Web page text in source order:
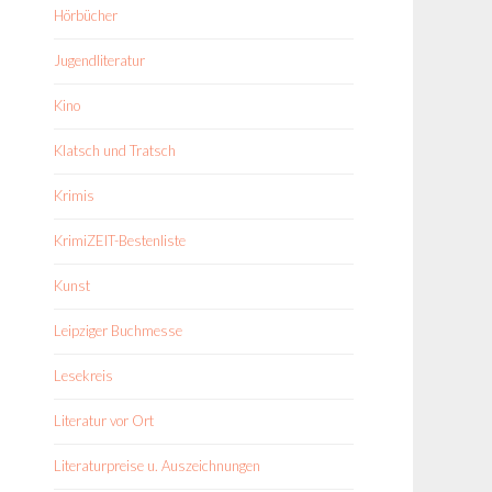
Hörbücher
Jugendliteratur
Kino
Klatsch und Tratsch
Krimis
KrimiZEIT-Bestenliste
Kunst
Leipziger Buchmesse
Lesekreis
Literatur vor Ort
Literaturpreise u. Auszeichnungen